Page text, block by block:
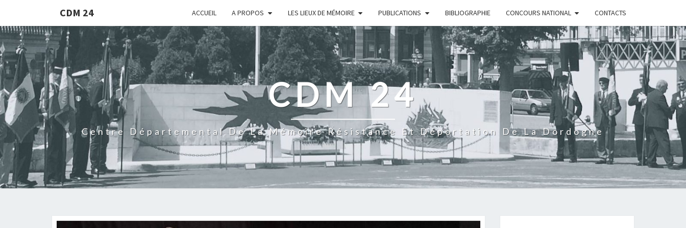
CDM 24 ACCUEIL A PROPOS LES LIEUX DE MÉMOIRE PUBLICATIONS BIBLIOGRAPHIE CONCOURS NATIONAL CONTACTS
CDM 24
Centre Départemental De La Mémoire Résistance Et Déportation De La Dordogne